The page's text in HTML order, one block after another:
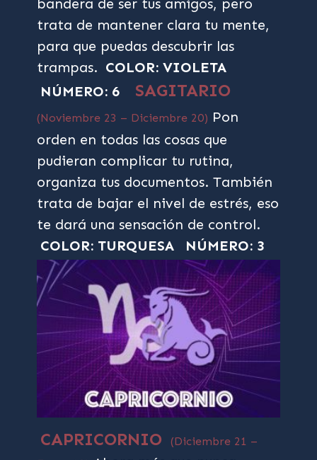
bandera de ser tus amigos, pero
trata de mantener clara tu mente,
para que puedas descubrir las
trampas. COLOR: VIOLETA
NÚMERO: 6
SAGITARIO
(Noviembre 23 – Diciembre 20) Pon
orden en todas las cosas que
pudieran complicar tu rutina,
organiza tus documentos. También
trata de bajar el nivel de estrés, eso
te dará una sensación de control.
COLOR: TURQUESA
NÚMERO: 3
CAPRICORNIO
(Diciembre 21 –